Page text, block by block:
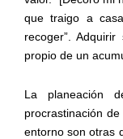
que traigo a
recoger”.
propio de un
La planeación
procrastinación
entorno son otras